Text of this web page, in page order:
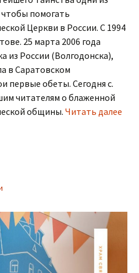
помогать
Церкви в России. С 1994
25 марта 2006 года
из России (Волгодонска),
в Саратовском
первые обеты. Сегодня с.
читателям о блаженной
общины.Читать далее